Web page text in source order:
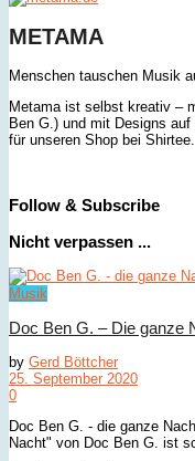
METAMA
Menschen tauschen Musik
Metama ist selbst kreativ –
Ben G.) und mit Designs
für unseren Shop bei Shirtee.
Follow & Subscribe
Nicht verpassen ...
Musik
Doc Ben G. – Die ganze
by Gerd Böttcher
25. September 2020
0
Doc Ben G. - die ganze
Nacht" von Doc Ben G. ist